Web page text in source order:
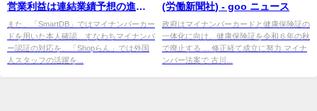
営業利益は連結業績予想の進捗
率78.2%と高水準で推移 3Q以降
は ...
また、「SmartDB」ではマイナンバーカー
ドを用いた本人確認、すなわちマイナンバ
ー認証の対応を、「Shopらん」では外国
人スタッフの活躍を...
(労働新聞社) - goo ニュース
政府はマイナンバーカードと健康保険証の
一体化に向け、健康保険証を令和６年の秋
で廃止する ... 修正経て成立に努力 マイナ
ンバー法案で 古川...